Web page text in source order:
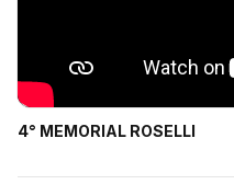
4° MEMORIAL ROSELLI